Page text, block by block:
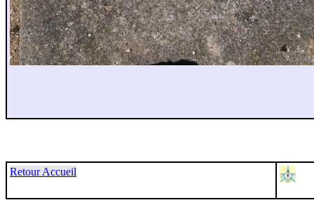
Retour Accueil